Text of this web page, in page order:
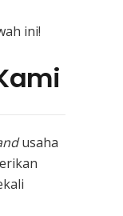
ini!
usaha